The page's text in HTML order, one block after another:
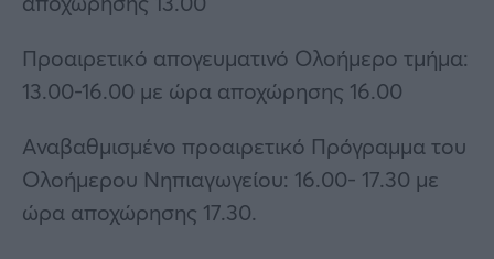
Προαιρετικό απογευματινό Ολοήμερο τμήμα:
13.00-16.00 με ώρα αποχώρησης 16.00
Αναβαθμισμένο προαιρετικό Πρόγραμμα του
Ολοήμερου Νηπιαγωγείου: 16.00- 17.30 με
ώρα αποχώρησης 17.30.